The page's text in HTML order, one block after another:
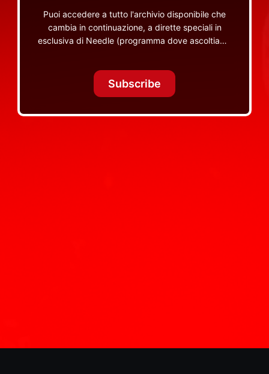
Puoi accedere a tutto l'archivio disponibile che
cambia in continuazione, a dirette speciali in
esclusiva di Needle (programma dove ascoltiamo
TV non visibili da nessuna altra parte
Subscribe